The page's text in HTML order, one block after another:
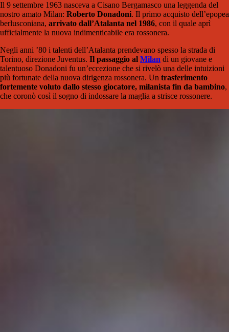
Il 9 settembre 1963 nasceva a Cisano Bergamasco una leggenda del
nostro amato Milan: Roberto Donadoni. Il primo acquisto dell’epopea
berlusconiana, arrivato dall’Atalanta nel 1986, con il quale aprì
ufficialmente la nuova indimenticabile era rossonera.
Negli anni ’80 i talenti dell’Atalanta prendevano spesso la strada di
Torino, direzione Juventus. Il passaggio al Milan di un giovane e
talentuoso Donadoni fu un’eccezione che si rivelò una delle intuizioni
più fortunate della nuova dirigenza rossonera. Un trasferimento
fortemente voluto dallo stesso giocatore, milanista fin da bambino,
che coronò così il sogno di indossare la maglia a strisce rossonere.